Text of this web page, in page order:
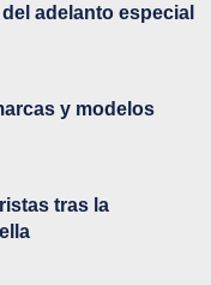
adelanto especial
y modelos
tras la